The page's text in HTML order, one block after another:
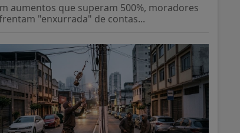
aumentos que superam 500%, moradores
"enxurrada" de contas...